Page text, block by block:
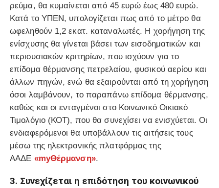
ρεύμα, θα κυμαίνεται από 45 ευρώ έως 480 ευρώ.
Κατά το ΥΠΕΝ, υπολογίζεται πως από το μέτρο θα
ωφεληθούν 1,2 εκατ. καταναλωτές. Η χορήγηση της
ενίσχυσης θα γίνεται βάσει των εισοδηματικών και
περιουσιακών κριτηρίων, που ισχύουν για το
επίδομα θέρμανσης πετρελαίου, φυσικού αερίου και
άλλων πηγών, ενώ θα εξαιρούνται από τη χορήγηση
όσοι λαμβάνουν, το παραπάνω επίδομα θέρμανσης,
καθώς και οι ενταγμένοι στο Κοινωνικό Οικιακό
Τιμολόγιο (ΚΟΤ), που θα συνεχίσει να ενισχύεται. Οι
ενδιαφερόμενοι θα υποβάλλουν τις αιτήσεις τους
μέσω της ηλεκτρονικής πλατφόρμας της
ΑΑΔΕ «myΘέρμανση».
3. Συνεχίζεται η επιδότηση του κοινωνικού